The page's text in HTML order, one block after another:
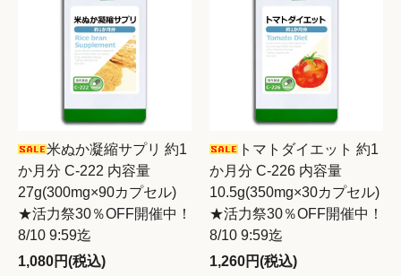
米ぬか凝縮サプリ 約1
か月分 C-222 内容量
27g(300mg×90カプセル)
★活力祭30％OFF開催中！
8/10 9:59迄
1,080円(税込)
トマトダイエット 約1
か月分 C-226 内容量
10.5g(350mg×30カプセル)
★活力祭30％OFF開催中！
8/10 9:59迄
1,260円(税込)